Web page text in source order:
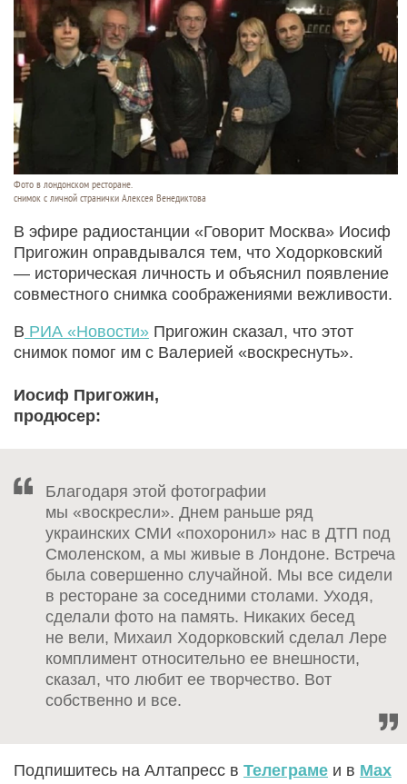
Фото в лондонском ресторане.
снимок с личной странички Алексея Венедиктова
В эфире радиостанции «Говорит Москва» Иосиф
Пригожин оправдывался тем, что Ходорковский
— историческая личность и объяснил появление
совместного снимка соображениями вежливости.
В РИА «Новости» Пригожин сказал, что этот
снимок помог им с Валерией «воскреснуть».
Иосиф Пригожин,
продюсер:
Благодаря этой фотографии
мы «воскресли». Днем раньше ряд
украинских СМИ «похоронил» нас в ДТП под
Смоленском, а мы живые в Лондоне. Встреча
была совершенно случайной. Мы все сидели
в ресторане за соседними столами. Уходя,
сделали фото на память. Никаких бесед
не вели, Михаил Ходорковский сделал Лере
комплимент относительно ее внешности,
сказал, что любит ее творчество. Вот
собственно и все.
Подпишитесь на Алтапресс в Телеграме и в Max